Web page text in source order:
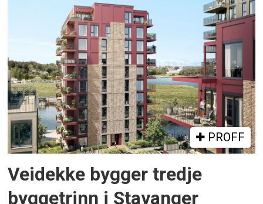
PROFF
Veidekke bygger tredje
byggetrinn i Stavanger